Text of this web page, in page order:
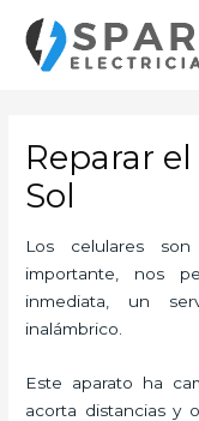
contenido
Reparar
Sol
Los celulares
importante, nos
inmediata, un
inalámbrico.
Este aparato ha
acorta distancias y